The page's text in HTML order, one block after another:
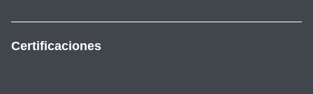
Certificaciones